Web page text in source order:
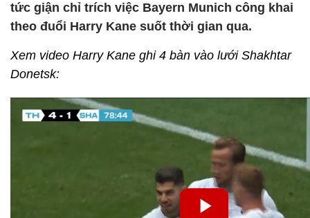
tức giận chỉ trích việc Bayern Munich công khai
theo đuổi Harry Kane suốt thời gian qua.
Xem video Harry Kane ghi 4 bàn vào lưới Shakhtar
Donetsk: